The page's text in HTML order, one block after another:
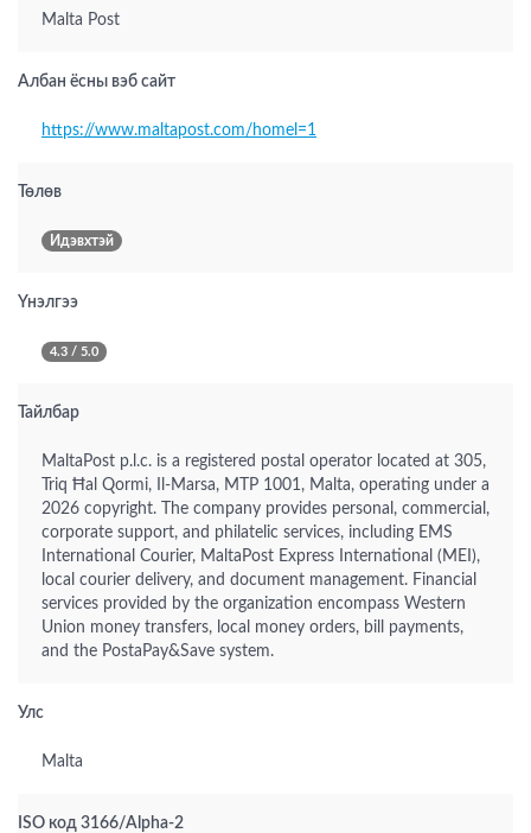
Malta Post
Албан ёсны вэб сайт
https://www.maltapost.com/homel=1
Төлөв
Идэвхтэй
Үнэлгээ
4.3 / 5.0
Тайлбар
MaltaPost p.l.c. is a registered postal operator located at 305,
Triq Ħal Qormi, Il-Marsa, MTP 1001, Malta, operating under a
2026 copyright. The company provides personal, commercial,
corporate support, and philatelic services, including EMS
International Courier, MaltaPost Express International (MEI),
local courier delivery, and document management. Financial
services provided by the organization encompass Western
Union money transfers, local money orders, bill payments,
and the PostaPay&Save system.
Улс
Malta
ISO код 3166/Alpha-2